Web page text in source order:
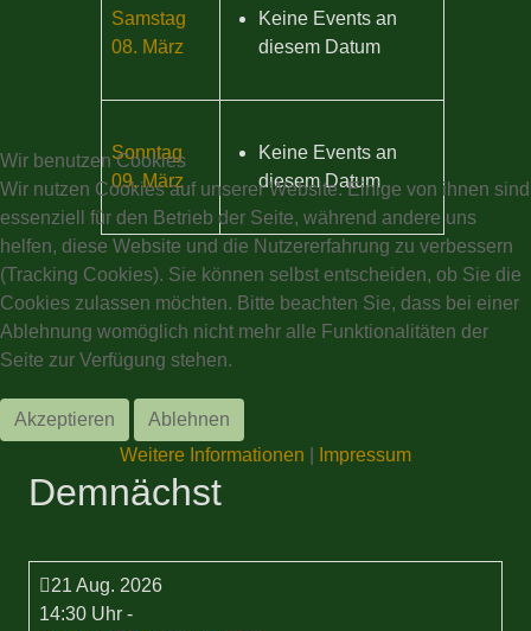
Samstag
08. März
Keine Events an
diesem Datum
Sonntag
09. März
Keine Events an
diesem Datum
Demnächst
21 Aug. 2026
14:30 Uhr -
Wir benutzen Cookies
Wir nutzen Cookies auf unserer Website. Einige von ihnen sind
essenziell für den Betrieb der Seite, während andere uns
helfen, diese Website und die Nutzererfahrung zu verbessern
(Tracking Cookies). Sie können selbst entscheiden, ob Sie die
Cookies zulassen möchten. Bitte beachten Sie, dass bei einer
Ablehnung womöglich nicht mehr alle Funktionalitäten der
Seite zur Verfügung stehen.
Akzeptieren
Ablehnen
Weitere Informationen
Impressum